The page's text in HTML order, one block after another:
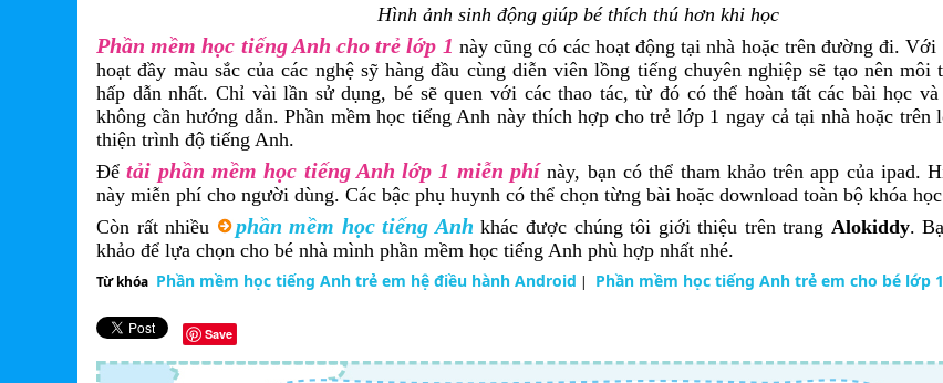
Hình ảnh sinh động giúp bé thích thú hơn khi học
Phần mềm học tiếng Anh cho trẻ lớp 1 này cũng có các hoạt động tại nhà hoặc trên đường đi.
hoạt đầy màu sắc của các nghệ sỹ hàng đầu cùng diễn viên lồng tiếng chuyên nghiệp sẽ tạo nên môi
hấp dẫn nhất. Chỉ vài lần sử dụng, bé sẽ quen với các thao tác, từ đó có thể hoàn tất các bài học
không cần hướng dẫn. Phần mềm học tiếng Anh này thích hợp cho trẻ lớp 1 ngay cả tại nhà hoặc trên
thiện trình độ tiếng Anh.
Đểtải phần mềm học tiếng Anh lớp 1 miễn phí này, bạn có thể tham khảo trên app của ipad.
này miễn phí cho người dùng. Các bậc phụ huynh có thể chọn từng bài hoặc download toàn bộ khóa
Còn rất nhiều
phần mềm học tiếng Anh khác được chúng tôi giới thiệu trên trang Alokiddy.
khảo để lựa chọn cho bé nhà mình phần mềm học tiếng Anh phù hợp nhất nhé.
Từ khóa Phần mềm học tiếng Anh trẻ em hệ điều hành Android | Phần mềm học tiếng Anh trẻ em cho bé lớp
Save